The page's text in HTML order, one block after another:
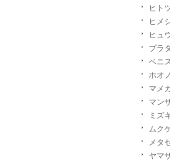
ヒト
ヒメ
ヒュ
プラ
ベニ
ホオ
マメ
マン
ミズ
ムク
メタ
ヤマ